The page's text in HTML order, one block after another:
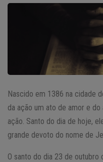
Nascido em 1386 na cidade
da ação um ato de amor e
ação. Santo do dia de hoje,
grande devoto do nome de
O santo do dia 23 de